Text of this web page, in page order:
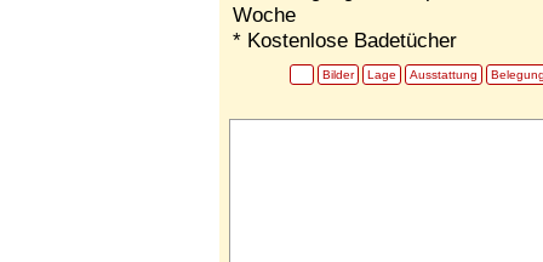
Woche
* Kostenlose Badetücher
Bilder Lage Ausstattung